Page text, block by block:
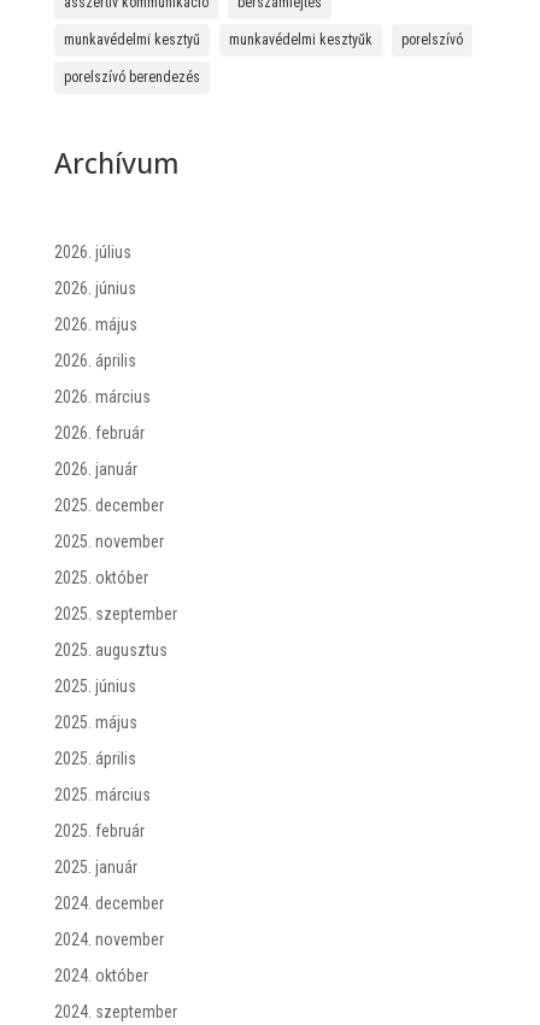
munkavédelmi kesztyű munkavédelmi kesztyűk porelszívó
porelszívó berendezés
Archívum
2026. július
2026. június
2026. május
2026. április
2026. március
2026. február
2026. január
2025. december
2025. november
2025. október
2025. szeptember
2025. augusztus
2025. június
2025. május
2025. április
2025. március
2025. február
2025. január
2024. december
2024. november
2024. október
2024. szeptember